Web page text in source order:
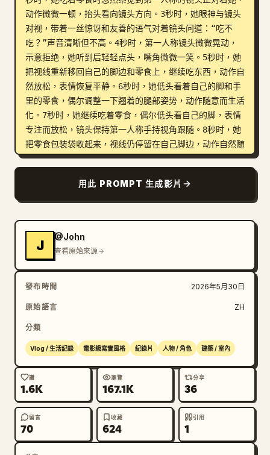
动作微微一顿，抬头看向镜头方向。3秒时，她眼神与镜头
对视，带着一丝惊讶和友善的语气对着镜头问道：“吃不
吃？”声音清晰但不高。4秒时，第一人称镜头微微晃动，
示意拒绝，她听到后轻轻点头，嘴角微微一笑。5秒时，她
把视线重新移回自己的脚边和零食上，继续吃东西，动作自
然放松，表情恢复平静。6秒时，她低头看着自己的脚和手
里的零食，偶尔调整一下翘着的腿部姿势，动作随意而生活
化。7秒时，她继续吃着零食，偶尔低头看自己的脚，表情
专注而放松，镜头保持第一人称手持视角跟随。8秒时，她
把零食包装袋收起来，视线仍停留在自己脚边，动作自然随
意。9秒时，她微微调整坐姿，把一只脚收回来一点，表情
未经处理iPhone手持视频质感，纪录片级别的自然不完美
感，无任何后期调色或特效。所有相机行为均符合真实飞机
微的晃动。
用此 PROMPT 生成影片
J
@John
查看原始來源
發布時間 2026年5月30日
原始語言 ZH
分類
Vlog / 生活記錄 電影級寫實風格 紀錄片 人物 / 角色 建築 / 室內
讚
1.6K
瀏覽
167.1K
分享
36
留言
70
收藏
624
引用
1